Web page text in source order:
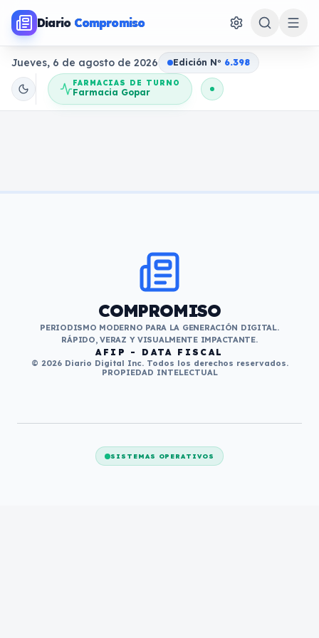
Diario Compromiso
Jueves, 6 de agosto de 2026 Edición No 6.398
FARMACIAS DE TURNO
Farmacia Gopar
COMPROMISO
PERIODISMO MODERNO PARA LA GENERACIÓN DIGITAL.
RÁPIDO, VERAZ Y VISUALMENTE IMPACTANTE.
AFIP - DATA FISCAL
© 2026 Diario Digital Inc. Todos los derechos reservados.
PROPIEDAD INTELECTUAL
SISTEMAS OPERATIVOS